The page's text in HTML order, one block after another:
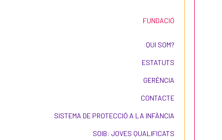
Vídeo de presentació setmana de
1. En què consisteix la Setmana de
l’Esport Adaptat?
FUNDACIÓ
QUI SOM?
ESTATUTS
GERÈNCIA
CONTACTE
SISTEMA DE PROTECCIÓ A LA INFÀNCIA
SOIB: JOVES QUALIFICATS